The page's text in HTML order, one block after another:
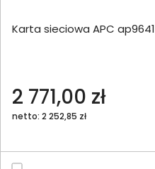
Karta sieciowa APC ap9641
2 771,00 zł
netto: 2 252,85 zł